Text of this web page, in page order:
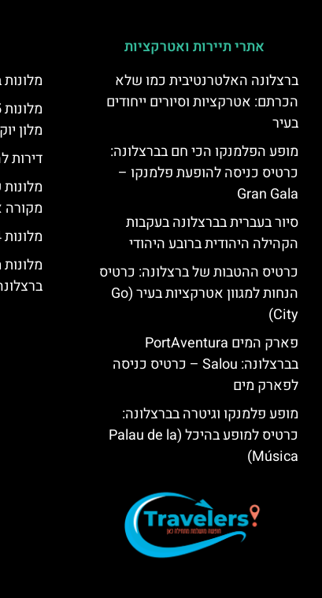
אתרי תיירות ואטרקציות
ברצלונה האלטרנטיבית כמו שלא
הכרתם: אטרקציות וסיורים ייחודים
בעיר
מופע הפלמנקו הכי חם בברצלונה:
כרטיס כניסה להופעת פלמנקו –
Gran Gala
סיור בעברית בברצלונה בעקבות
הקהילה היהודית ברובע היהודי
כרטיס ההטבות של ברצלונה: כרטיס
הנחות למגוון אטרקציות בעיר (Go
City)
פארק המים PortAventura
בברצלונה: Salou – כרטיס כניסה
לפארק מים
מופע פלמנקו וגיטרה בברצלונה:
כרטיס למופע בהיכל (Palau de la
Música)
מלון
דירות
מקורה
מלונות 4 כוכבים בברצלונה